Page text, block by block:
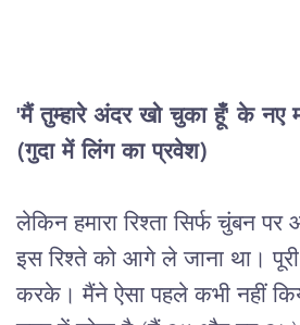
'मैं तुम्हारे अंदर खो चुका हूँ' के नए
(गुदा में लिंग का प्रवेश)
लेकिन हमारा रिश्ता सिर्फ चुंबन
इस रिश्ते को आगे ले जाना था।
करके। मैंने ऐसा पहले कभी नहीं